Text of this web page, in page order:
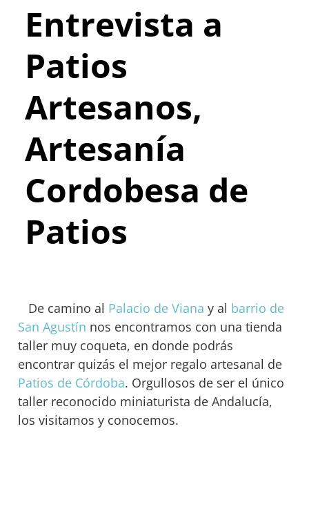
Entrevista a
Patios
Artesanos,
Artesanía
Cordobesa de
Patios
De camino al Palacio de Viana y al barrio de
San Agustín nos encontramos con una tienda
taller muy coqueta, en donde podrás
encontrar quizás el mejor regalo artesanal de
Patios de Córdoba. Orgullosos de ser el único
taller reconocido miniaturista de Andalucía,
los visitamos y conocemos.